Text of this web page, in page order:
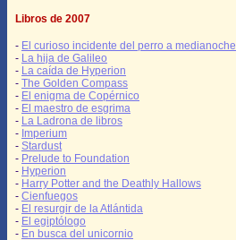
Libros de 2007
- El curioso incidente del perro a medianoche
- La hija de Galileo
- La caída de Hyperion
- The Golden Compass
- El enigma de Copérnico
- El maestro de esgrima
- La Ladrona de libros
- Imperium
- Stardust
- Prelude to Foundation
- Hyperion
- Harry Potter and the Deathly Hallows
- Cienfuegos
- El resurgir de la Atlántida
- El egiptólogo
- En busca del unicornio